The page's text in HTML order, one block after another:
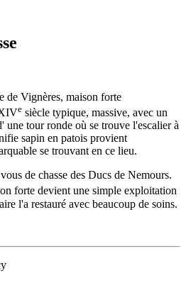
de Vignères, maison forte
e siècle typique, massive, avec un
une tour ronde où se trouve l'escalier à
sapin en patois provient
se trouvant en ce lieu.
de chasse des Ducs de Nemours.
forte devient une simple exploitation
l'a restauré avec beaucoup de soins.